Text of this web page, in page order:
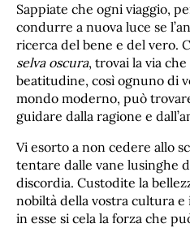
Sappiate che ogni viaggio,
condurre a nuova luce se
ricerca del bene e del vero.
selva oscura, trovai la via
beatitudine, così ognuno di
mondo moderno, può
guidare dalla ragione e
Vi esorto a non cedere allo
tentare dalle vane lusinghe
discordia. Custodite la
nobiltà della vostra cultura e
in esse si cela la forza che